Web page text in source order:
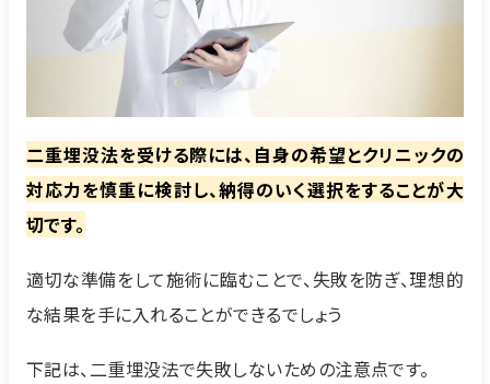
二重埋没法を受ける際には、自身の希望とクリニックの
対応力を慎重に検討し、納得のいく選択をすることが大
切です。
適切な準備をして施術に臨むことで、失敗を防ぎ、理想的
な結果を手に入れることができるでしょう
下記は、二重埋没法で失敗しないための注意点です。